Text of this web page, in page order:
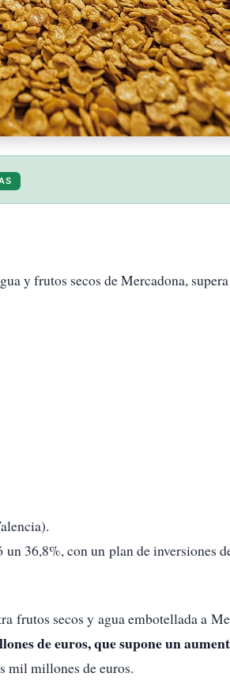
y frutos secos de Mercadona,
36,8%, con un plan de inversiones
frutos secos y agua embotellada a
de euros, que supone un
mil millones de euros.